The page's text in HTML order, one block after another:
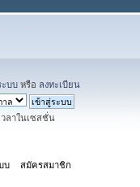
ะบบ หรือ ลงทะเบียน
ลาในเซสชั่น
บ สมัครสมาชิก